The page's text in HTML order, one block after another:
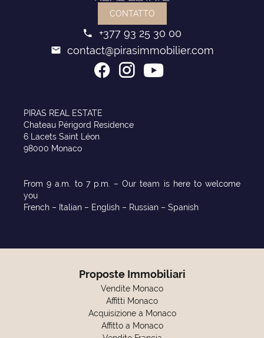
CONTATTO
+377 93 25 30 00
contact@pirasimmobilier.com
PIRAS REAL ESTATE
Chateau Périgord Residence
6 Lacets Saint Léon
98000 Monaco
From 9 a.m. to 7 p.m. – Our team is here to welcome
you
French – Italian – English – Russian – Spanish
Proposte Immobiliari
Vendite Monaco
Affitti Monaco
Acquisizione a Monaco
Affitto a Monaco